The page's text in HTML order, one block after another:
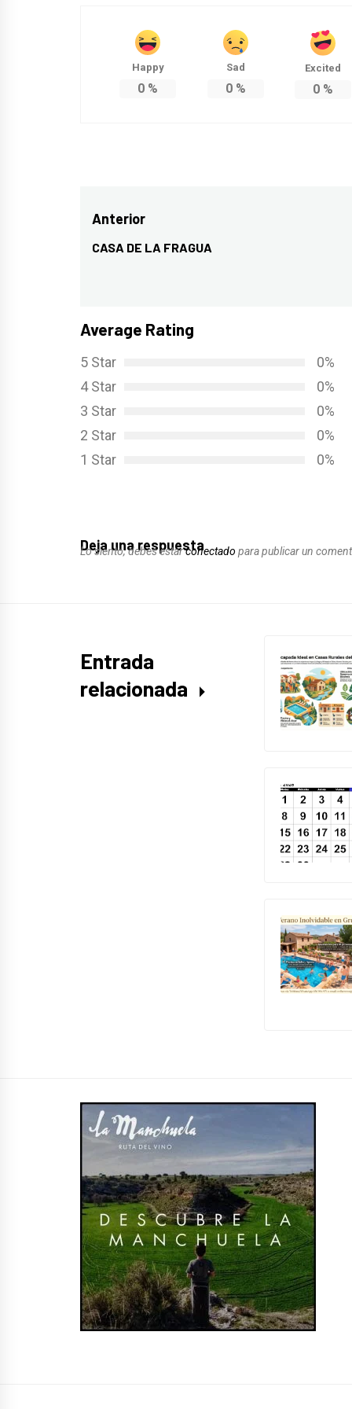
Happy
0 %
Sad
0%
Excited
0%
Navegación
de
Anterior
Entrada
CASA DE LA FRAGUA
Average Rating
5 Star
0%
4 Star
0%
3 Star
0%
2 Star
0%
1 Star
0%
Deja una respuesta
Lo siento, debes estarconectado para publicar un
Entrada
relacionada